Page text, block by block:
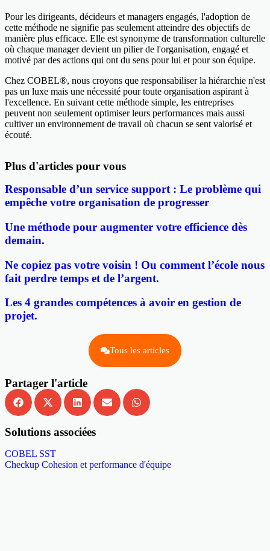
Pour les dirigeants, décideurs et managers engagés, l'adoption de
cette méthode ne signifie pas seulement atteindre des objectifs de
manière plus efficace. Elle est synonyme de transformation culturelle
où chaque manager devient un pilier de l'organisation, engagé et
motivé par des actions qui ont du sens pour lui et pour son équipe.
Chez COBEL®, nous croyons que responsabiliser la hiérarchie n'est
pas un luxe mais une nécessité pour toute organisation aspirant à
l'excellence. En suivant cette méthode simple, les entreprises
peuvent non seulement optimiser leurs performances mais aussi
cultiver un environnement de travail où chacun se sent valorisé et
écouté.
Plus d'articles pour vous
Responsable d’un service support : Le problème qui
empêche votre organisation de progresser
Une méthode pour augmenter votre efficience dès
demain.
Ne copiez pas votre voisin ! Ou comment l’école nous
fait perdre temps et de l’argent.
Les 4 grandes compétences à avoir en gestion de
projet.
Tous les articles
Partager l'article
Solutions associées
COBEL SST
Checkup Cohesion et performance d'équipe